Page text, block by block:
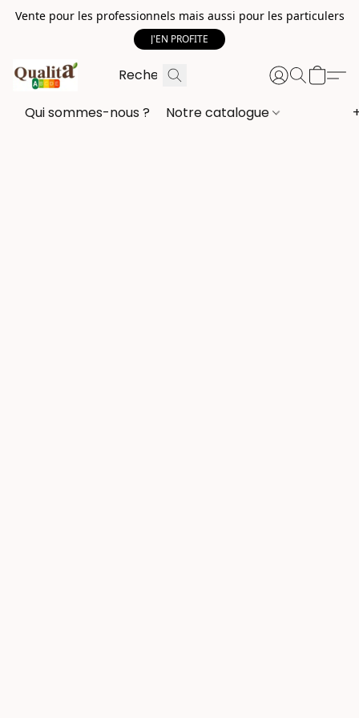
Vente pour les professionnels mais aussi pour les particulers
J'EN PROFITE
Qui sommes-nous ? Notre catalogue